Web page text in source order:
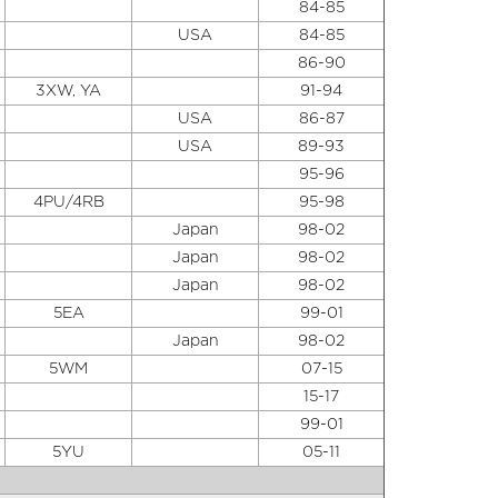
84-85
USA 84-85
86-90
3XW, YA 91-94
USA 86-87
USA 89-93
95-96
4PU/4RB 95-98
Japan 98-02
Japan 98-02
Japan 98-02
5EA 99-01
Japan 98-02
5WM 07-15
15-17
99-01
5YU 05-11